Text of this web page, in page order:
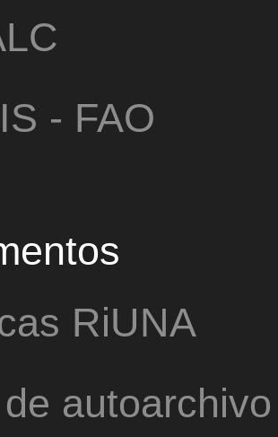
- FAO
RiUNA
autoarchivo